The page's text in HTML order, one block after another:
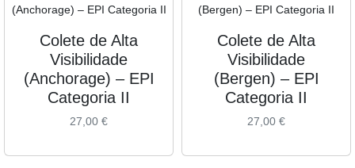
Colete de Alta
Visibilidade
(Anchorage) – EPI
Categoria II
27,00 €
Colete de Alta
Visibilidade
(Bergen) – EPI
Categoria II
27,00 €